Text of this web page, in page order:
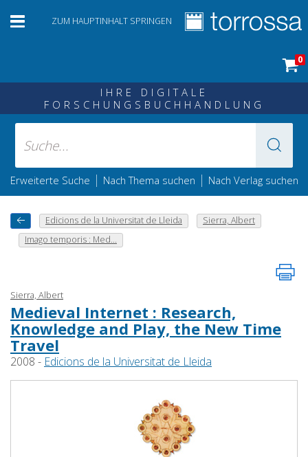
ZUM HAUPTINHALT SPRINGEN
0
IHRE DIGITALE
FORSCHUNGSBUCHHANDLUNG
Erweiterte Suche | Nach Thema suchen | Nach Verlag suchen
Edicions de la Universitat de Lleida
Sierra, Albert
Imago temporis : Med...
Sierra, Albert
Medieval Internet : Research,
Knowledge and Play, the New Time
Travel
2008 - Edicions de la Universitat de Lleida